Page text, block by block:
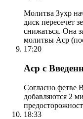
Молитва Зухр
диск пересечет
снижаться. Она
молитвы Аср
17:20
Аср с
Согласно фетве
добавляются 2
18:33